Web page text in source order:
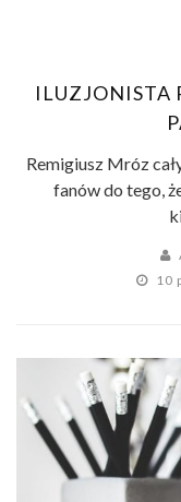
ILUZJONISTA
Remigiusz Mróz
fanów do tego,
10